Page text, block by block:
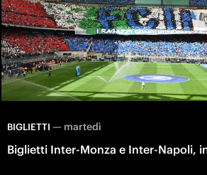
BIGLIETTI — martedì
Biglietti Inter-Monza e Inter-Napoli,